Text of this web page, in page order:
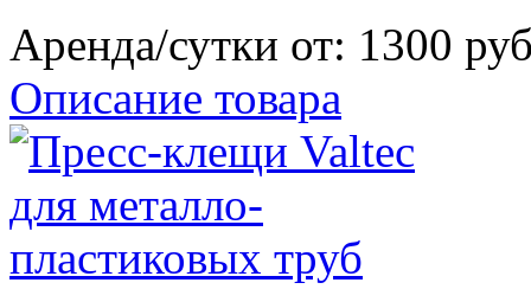
Аренда/сутки от: 1300
Описание товара